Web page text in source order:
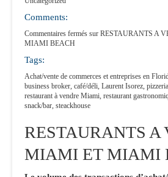
Comments:
Commentaires fermés sur RESTAURANTS A
MIAMI BEACH
Tags:
Achat/vente de commerces et entreprises en
business broker, café/déli, Laurent Isorez, pizzeria
restaurant à vendre Miami, restaurant
snack/bar, steackhouse
RESTAURANTS A
MIAMI ET MIAMI